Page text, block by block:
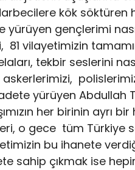
kök
yürüyen gençlerimi
vilayetimizin
tekbir seslerini
yürüyen Abdullah
her birinin ayrı
o gece tüm Türkiye
bu ihanete
sahip çıkmak ise